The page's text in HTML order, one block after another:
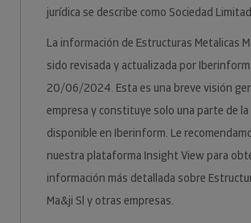
jurídica se describe como Sociedad
La información de Estructuras Metalicas
sido revisada y actualizada por Iberinform
20/06/2024. Esta es una breve visión
empresa y constituye solo una parte de
disponible en Iberinform. Le
nuestra plataforma Insight View para
información más detallada sobre
Ma&ji Sl y otras empresas.